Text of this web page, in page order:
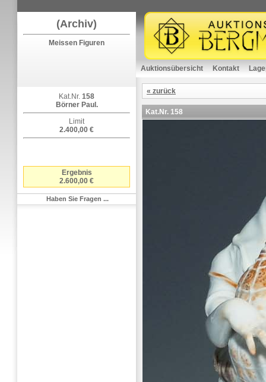
(Archiv)
Meissen Figuren
Kat.Nr. 158
Börner Paul.
Limit
2.400,00 €
Ergebnis
2.600,00 €
Haben Sie Fragen ...
Auktionsübersicht Kontakt
« zurück
Kat.Nr. 158